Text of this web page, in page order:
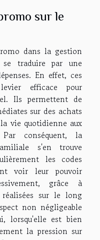
sur le
dans la gestion
traduire par une
En effet, ces
efficace pour
Ils permettent de
sur des achats
vie quotidienne aux
conséquent, la
s'en trouve
les codes
voir leur pouvoir
grâce à
sur le long
non négligeable
lorsqu'elle est bien
la pression sur